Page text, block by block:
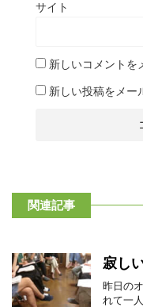
サイト
新しいコメントを
新しい投稿をメー
関連記事
寂し
昨日の
れて一